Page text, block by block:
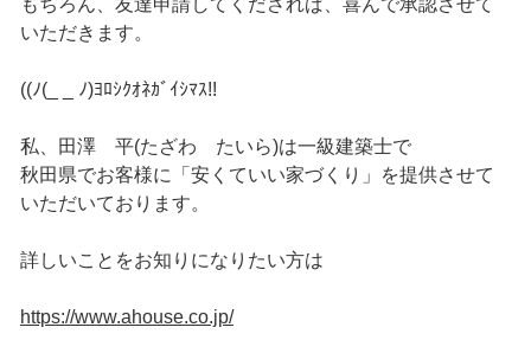
もちろん、友達申請してくだされば、喜んで承認させて
いただきます。
((ﾉ(_ _ ﾉ)ﾖﾛｼｸｵﾈｶﾞｲｼﾏｽ!!
私、田澤 平(たざわ たいら)は一級建築士で
秋田県でお客様に「安くていい家づくり」を提供させて
いただいております。
詳しいことをお知りになりたい方は
https://www.ahouse.co.jp/